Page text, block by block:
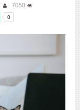
7050